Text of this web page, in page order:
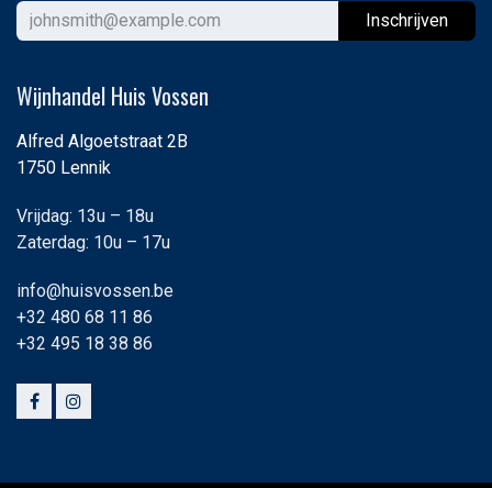
Inschrijven
Wijnhandel Huis Vossen
Alfred Algoetstraat 2B
1750 Lennik
Vrijdag: 13u – 18u
Zaterdag: 10u – 17u
info@huisvossen.be
+32 480 68 11 86
+32 495 18 38 86